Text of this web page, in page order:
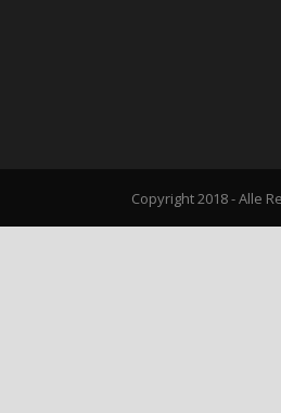
Copyright 2018 - Alle